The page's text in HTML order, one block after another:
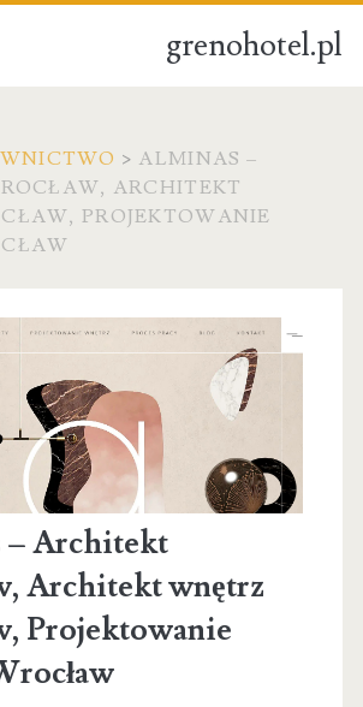
grenohotel.pl
> ALMINAS –
ARCHITEKT
PROJEKTOWANIE
– Architekt
Architekt wnętrz
Projektowanie